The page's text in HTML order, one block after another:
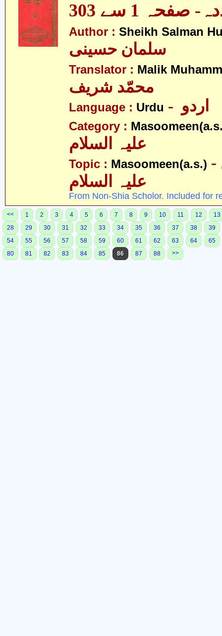
صفحہ 1 سے 303
Author : Sheikh Salman
سلمان حسینی
Translator : Malik
محمّد شریف
Language : Urdu
Category :
Topic : Masoomeen(a.s.) - معصومین
علیہ السلام
From Non-Shia Scholor. Included for
<< 1 2 3 4 5 6 7 8 9 10 11 12
13
28
29 30 31 32 33 34 35 36 37 38
39
54
55 56 57 58 59 60 61 62 63 64
65
80
81 82 83 84 85 86 87 88 >>